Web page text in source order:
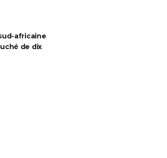
africaine
de dix